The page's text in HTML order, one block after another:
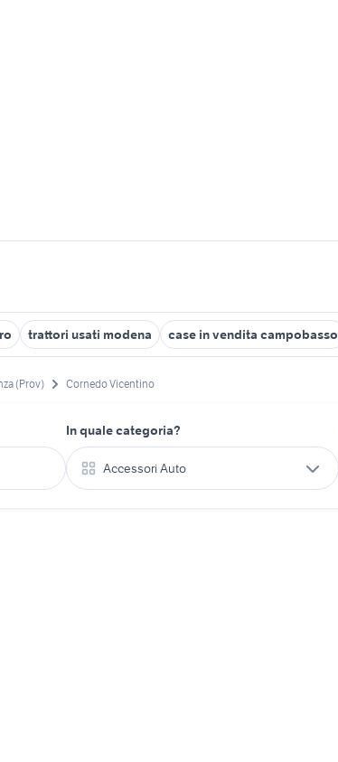
trattori usati modena case in vendita campobasso
(Prov) Cornedo Vicentino
In quale categoria?
Accessori Auto